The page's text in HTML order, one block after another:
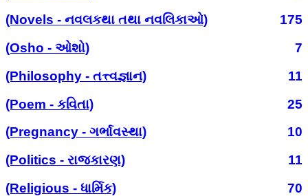
(Novels - નવલકથા તથા નવલિકાઓ)
175
(Osho - ઓશો)
7
(Philosophy - તત્ત્વજ્ઞાન)
11
(Poem - કવિતા)
25
(Pregnancy - ગર્ભાવસ્થા)
10
(Politics - રાજકારણ)
11
(Religious - ધાર્મિક)
70